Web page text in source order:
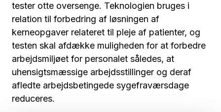
tester otte oversenge. Teknologien bruges i
relation til forbedring af løsningen af
kerneopgaver relateret til pleje af patienter, og
testen skal afdække muligheden for at forbedre
arbejdsmiljøet for personalet således, at
uhensigtsmæssige arbejdsstillinger og deraf
afledte arbejdsbetingede sygefraværsdage
reduceres.